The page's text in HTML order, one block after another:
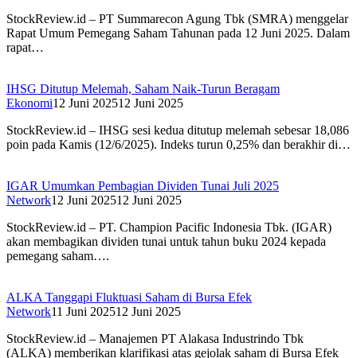
StockReview.id – PT Summarecon Agung Tbk (SMRA) menggelar
Rapat Umum Pemegang Saham Tahunan pada 12 Juni 2025. Dalam
rapat…
IHSG Ditutup Melemah, Saham Naik-Turun Beragam
Ekonomi12 Juni 202512 Juni 2025
StockReview.id – IHSG sesi kedua ditutup melemah sebesar 18,086
poin pada Kamis (12/6/2025). Indeks turun 0,25% dan berakhir di…
IGAR Umumkan Pembagian Dividen Tunai Juli 2025
Network12 Juni 202512 Juni 2025
StockReview.id – PT. Champion Pacific Indonesia Tbk. (IGAR)
akan membagikan dividen tunai untuk tahun buku 2024 kepada
pemegang saham….
ALKA Tanggapi Fluktuasi Saham di Bursa Efek
Network11 Juni 202512 Juni 2025
StockReview.id – Manajemen PT Alakasa Industrindo Tbk
(ALKA) memberikan klarifikasi atas gejolak saham di Bursa Efek